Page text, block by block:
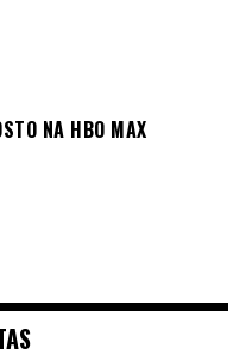
NA HBO MAX